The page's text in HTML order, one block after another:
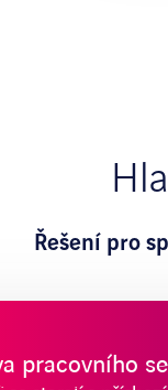
Řešení pro
pracovního